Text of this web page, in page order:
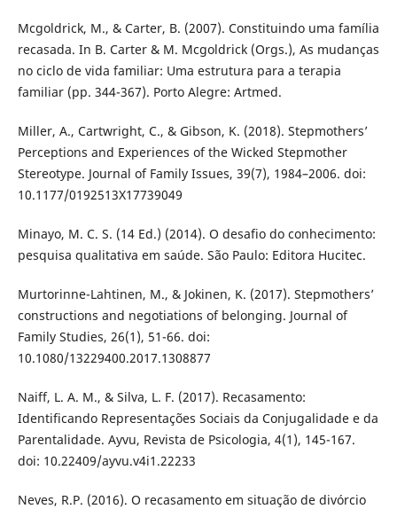
Mcgoldrick, M., & Carter, B. (2007). Constituindo uma família
recasada. In B. Carter & M. Mcgoldrick (Orgs.), As mudanças
no ciclo de vida familiar: Uma estrutura para a terapia
familiar (pp. 344-367). Porto Alegre: Artmed.
Miller, A., Cartwright, C., & Gibson, K. (2018). Stepmothers’
Perceptions and Experiences of the Wicked Stepmother
Stereotype. Journal of Family Issues, 39(7), 1984–2006. doi:
10.1177/0192513X17739049
Minayo, M. C. S. (14 Ed.) (2014). O desafio do conhecimento:
pesquisa qualitativa em saúde. São Paulo: Editora Hucitec.
Murtorinne-Lahtinen, M., & Jokinen, K. (2017). Stepmothers’
constructions and negotiations of belonging. Journal of
Family Studies, 26(1), 51-66. doi:
10.1080/13229400.2017.1308877
Naiff, L. A. M., & Silva, L. F. (2017). Recasamento:
Identificando Representações Sociais da Conjugalidade e da
Parentalidade. Ayvu, Revista de Psicologia, 4(1), 145-167.
doi: 10.22409/ayvu.v4i1.22233
Neves, R.P. (2016). O recasamento em situação de divórcio